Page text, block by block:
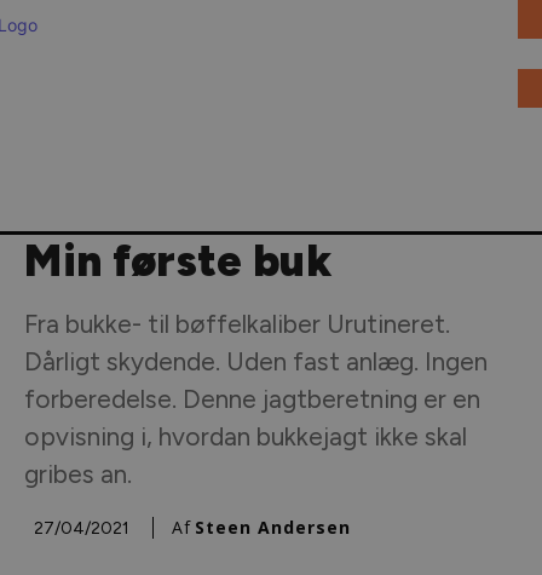
Min første buk
Fra bukke- til bøffelkaliber Urutineret.
Dårligt skydende. Uden fast anlæg. Ingen
forberedelse. Denne jagtberetning er en
opvisning i, hvordan bukkejagt ikke skal
gribes an.
27/04/2021 Af Steen Andersen